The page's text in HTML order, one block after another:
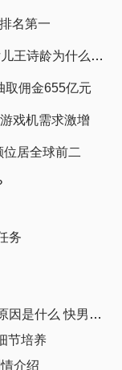
名第一
叫汪涵舅舅其中原因
取佣金655亿元
戏机需求激增
居全球前二
务
快男选手关系有何
节培养
介绍